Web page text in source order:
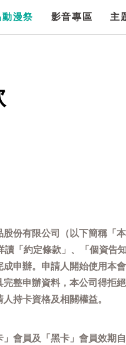
動漫祭 影音專區 主
份有限公司（以下簡稱「
「約定條款」、「個資告
申辦。申請人開始使用本
整申辦資料，本公司得拒
持卡資格及相關權益。
會員及「黑卡」會員效期